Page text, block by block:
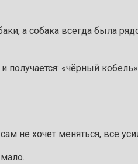
а собака всегда была
«чёрный
не хочет меняться, все